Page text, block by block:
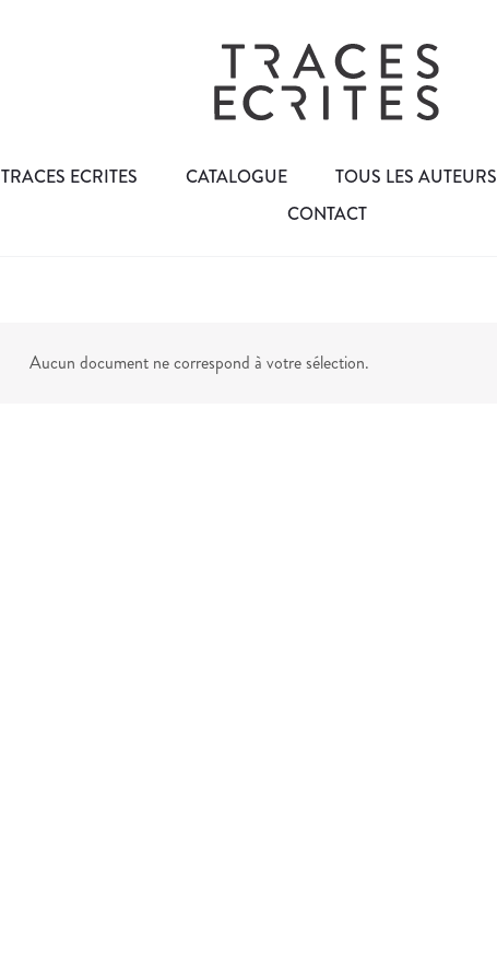
TRACES ECRITES CATALOGUE TOUS LES AUTEURS
CONTACT
Aucun document ne correspond à votre sélection.